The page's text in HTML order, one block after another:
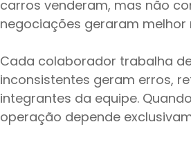
carros venderam, mas não
negociações geraram melhor
Cada colaborador trabalha
inconsistentes geram erros,
integrantes da equipe.
operação depende